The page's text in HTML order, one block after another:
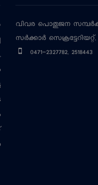
വിവര പൊതുജന
സര്‍ക്കാര്‍
0471-2327782, 2518443